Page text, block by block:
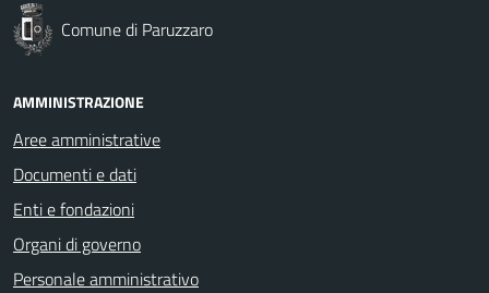
Comune di Paruzzaro
AMMINISTRAZIONE
Aree amministrative
Documenti e dati
Enti e fondazioni
Organi di governo
Personale amministrativo